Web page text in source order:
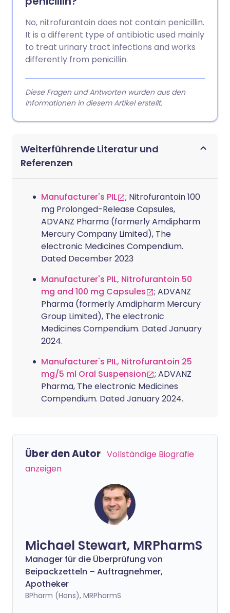
No, nitrofurantoin does not contain penicillin.
It is a different type of antibiotic used mainly
to treat urinary tract infections and works
differently from penicillin.
Diese Fragen und Antworten wurden aus den
Informationen in diesem Artikel erstellt.
Weiterführende Literatur und
Referenzen
Manufacturer's PIL
; Nitrofurantoin 100
mg Prolonged-Release Capsules,
ADVANZ Pharma (formerly Amdipharm
Mercury Company Limited), The
electronic Medicines Compendium.
Dated December 2023
Manufacturer's PIL, Nitrofurantoin 50
mg and 100 mg Capsules
; ADVANZ
Pharma (formerly Amdipharm Mercury
Group Limited), The electronic
Medicines Compendium. Dated January
2024.
Manufacturer's PIL, Nitrofurantoin 25
mg/5 ml Oral Suspension
; ADVANZ
Pharma, The electronic Medicines
Compendium. Dated January 2024.
Über den Autor Vollständige Biografie
anzeigen
Michael Stewart, MRPharmS
Manager für die Überprüfung von
Beipackzetteln – Auftragnehmer,
Apotheker
BPharm (Hons), MRPharmS